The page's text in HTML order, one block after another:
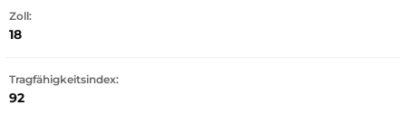
Zoll:
18
Tragfähigkeitsindex:
92